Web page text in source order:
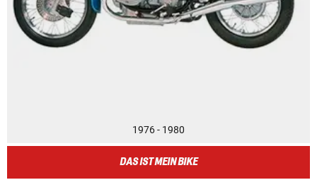
1976 - 1980
DAS IST MEIN BIKE